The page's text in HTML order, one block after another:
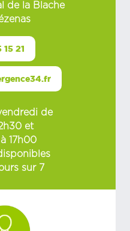
de la Blache
15 21
de
et
17h00
sur 7